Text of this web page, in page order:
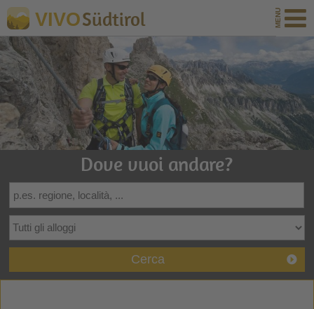
VIVOSüdtirol
Dove vuoi andare?
Cerca